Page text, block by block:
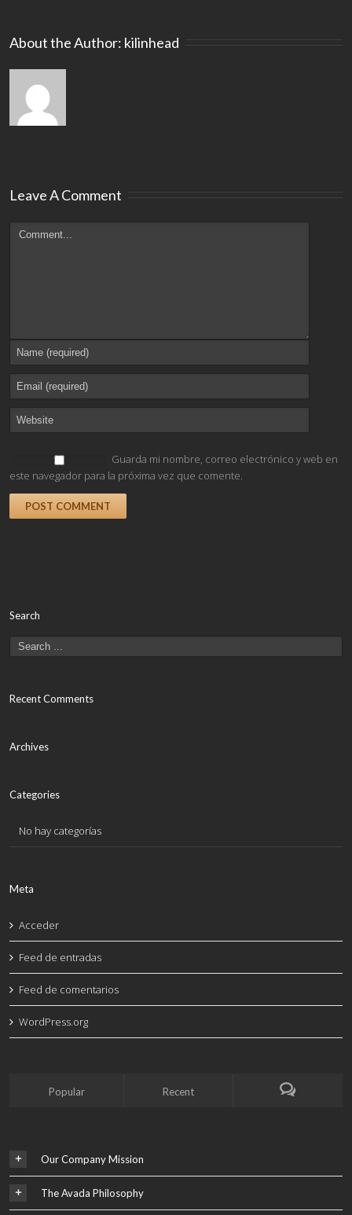
About the Author: kilinhead
Leave A Comment
Guarda mi nombre, correo electrónico y web en
este navegador para la próxima vez que comente.
Search
Recent Comments
Archives
Categories
No hay categorías
Meta
Acceder
Feed de entradas
Feed de comentarios
WordPress.org
Popular Recent
Our Company Mission
The Avada Philosophy